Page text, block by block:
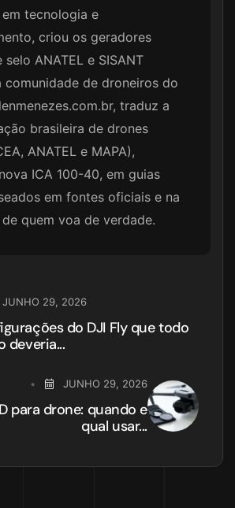
tecnologia e
criou os geradores
ANATEL e SISANT
comunidade de droneiros do
traduz a
brasileira de drones
ANATEL e MAPA),
ICA 100-40, em guias
em fontes oficiais e na
quem voa de verdade.
JUNHO 29, 2026
do DJI Fly que todo
deveria...
JUNHO 29, 2026
para drone: quando e
qual usar...